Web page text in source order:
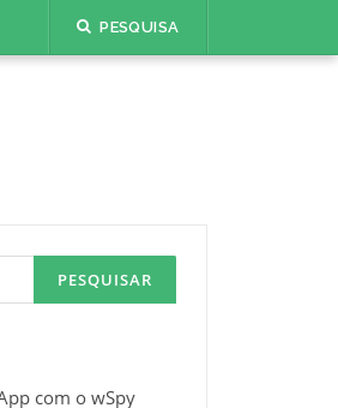
PESQUISA
com o wSpy